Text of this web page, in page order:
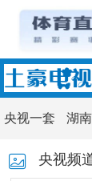
央视一套 湖
央视频